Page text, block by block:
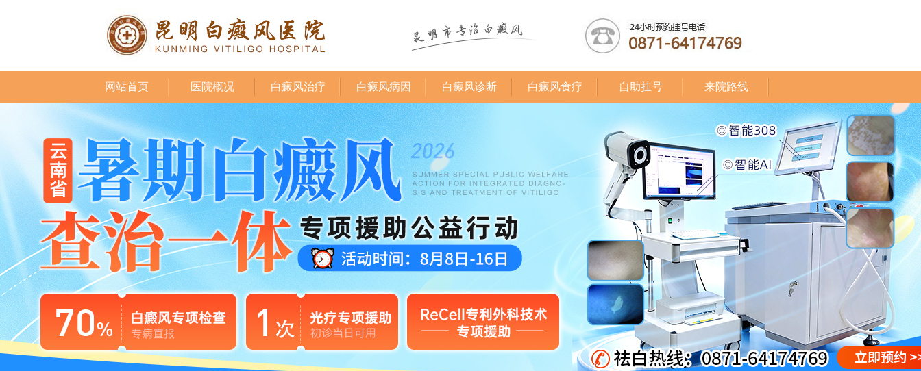
网站首页 医院概况 白癜风治疗 白癜风病因 白癜风诊断 白癜风食疗 自助挂号 来院路线